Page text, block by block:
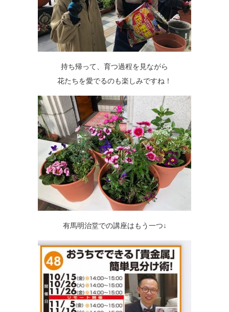
持ち帰って、育つ過程を見ながら
花たちを愛でるのも楽しみですね！
有馬明治堂での講座はもう一つ↓